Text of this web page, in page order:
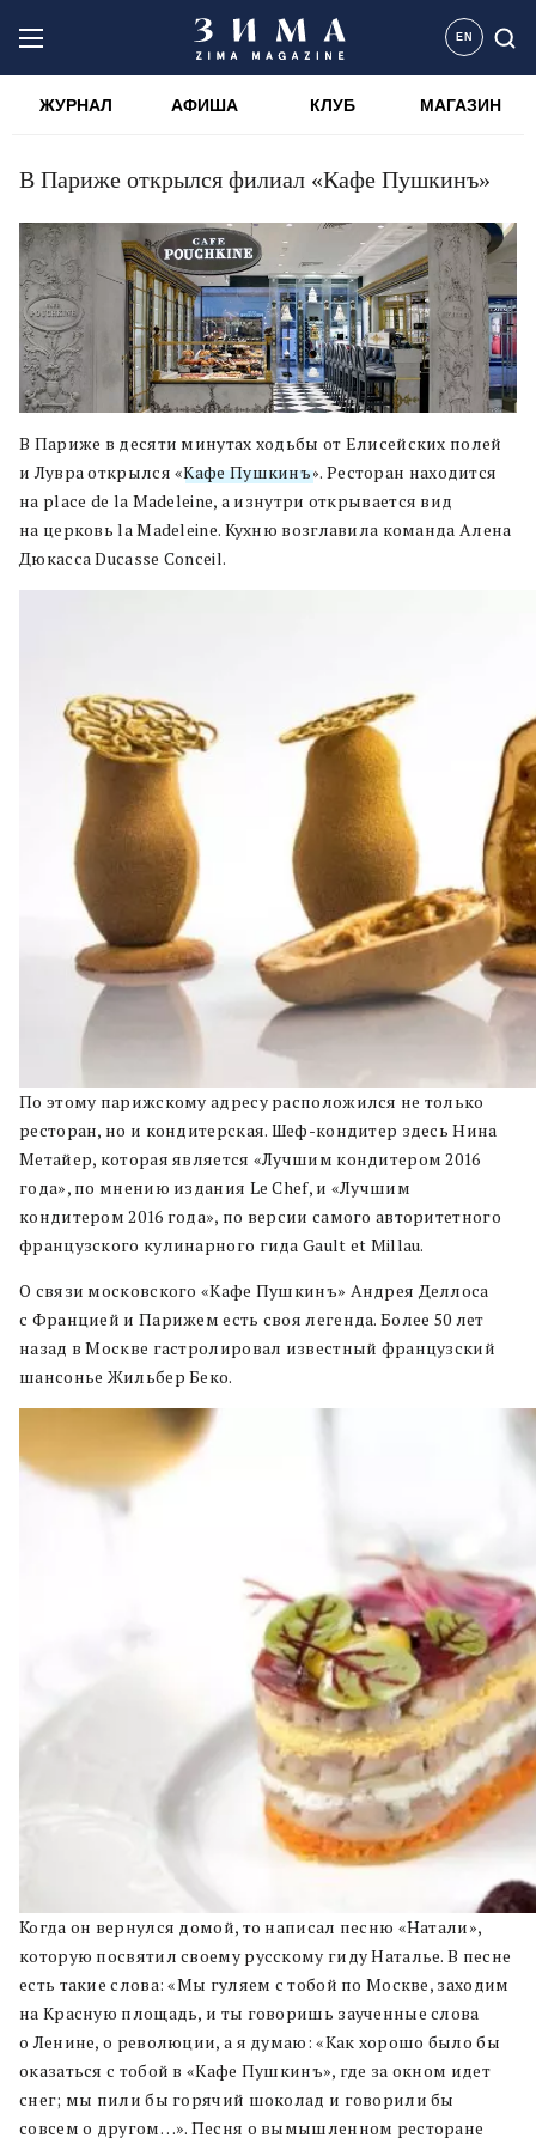
EN
ЖУРНАЛ АФИША КЛУБ МАГАЗИН
В Париже открылся филиал «Кафе Пушкинъ»
В Париже в десяти минутах ходьбы от Елисейских полей
и Лувра открылся «Кафе Пушкинъ». Ресторан находится
на place de la Madeleine, а изнутри открывается вид
на церковь la Madeleine. Кухню возглавила команда Алена
Дюкасса Ducasse Conceil.
По этому парижскому адресу расположился не только
ресторан, но и кондитерская. Шеф-кондитер здесь Нина
Метайер, которая является «Лучшим кондитером 2016
года», по мнению издания Le Chef, и «Лучшим
кондитером 2016 года», по версии самого авторитетного
французского кулинарного гида Gault et Millau.
О связи московского «Кафе Пушкинъ» Андрея Деллоса
с Францией и Парижем есть своя легенда. Более 50 лет
назад в Москве гастролировал известный французский
шансонье Жильбер Беко.
Когда он вернулся домой, то написал песню «Натали»,
которую посвятил своему русскому гиду Наталье. В песне
есть такие слова: «Мы гуляем с тобой по Москве, заходим
на Красную площадь, и ты говоришь заученные слова
о Ленине, о революции, а я думаю: «Как хорошо было бы
оказаться с тобой в «Кафе Пушкинъ», где за окном идет
снег; мы пили бы горячий шоколад и говорили бы
совсем о другом…». Песня о вымышленном ресторане